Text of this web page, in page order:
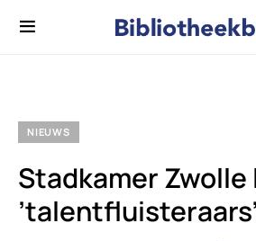
NIEUWS
Stadkamer